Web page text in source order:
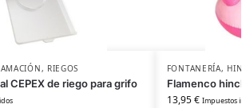
, RIEGOS
CEPEX de riego para grifo
FONTANERÍA,
Flamenco
13,95€ Impuestos